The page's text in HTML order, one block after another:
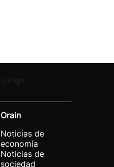
Orain
Noticias de
economía
Noticias de
sociedad